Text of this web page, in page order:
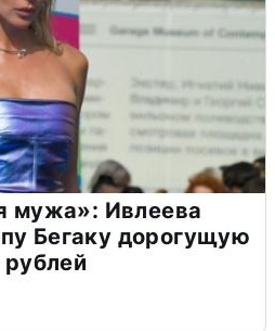
мужа»: Ивлеева
Бегаку дорогущую